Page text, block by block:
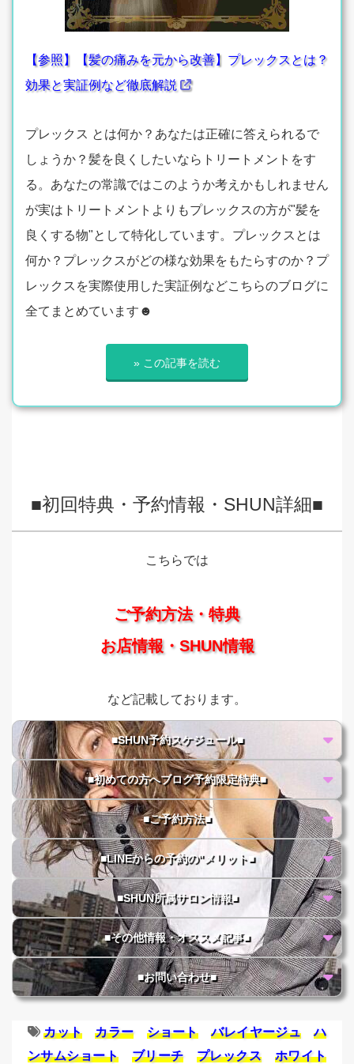
【参照】【髪の痛みを元から改善】プレックスとは？
効果と実証例など徹底解説
プレックス とは何か？あなたは正確に答えられるで
しょうか？髪を良くしたいならトリートメントをす
る。あなたの常識ではこのようか考えかもしれません
が実はトリートメントよりもプレックスの方が"髪を
良くする物"として特化しています。プレックスとは
何か？プレックスがどの様な効果をもたらすのか？プ
レックスを実際使用した実証例などこちらのブログに
全てまとめています☻
» この記事を読む
■初回特典・予約情報・SHUN詳細■
こちらでは
ご予約方法・特典
お店情報・SHUN情報
など記載しております。
■SHUN予約スケジュール■
■初めての方へブログ予約限定特典■
■ご予約方法■
■LINEからの予約の"メリット■
■SHUN所属サロン情報■
■その他情報・オススメ記事■
■お問い合わせ■
カット カラー ショート バレイヤージュ
ハ
ンサムショート
ブリーチ プレックス
ホワイト